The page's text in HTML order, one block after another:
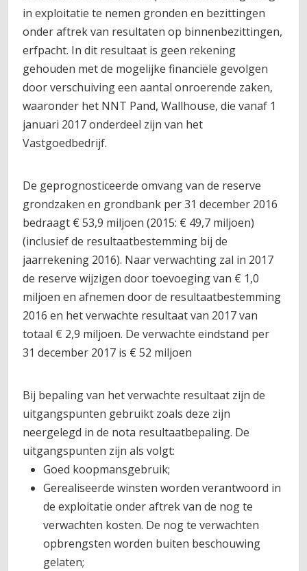
in exploitatie te nemen gronden en bezittingen
onder aftrek van resultaten op binnenbezittingen,
erfpacht. In dit resultaat is geen rekening
gehouden met de mogelijke financiële gevolgen
door verschuiving een aantal onroerende zaken,
waaronder het NNT Pand, Wallhouse, die vanaf 1
januari 2017 onderdeel zijn van het
Vastgoedbedrijf.
De geprognosticeerde omvang van de reserve
grondzaken en grondbank per 31 december 2016
bedraagt € 53,9 miljoen (2015: € 49,7 miljoen)
(inclusief de resultaatbestemming bij de
jaarrekening 2016). Naar verwachting zal in 2017
de reserve wijzigen door toevoeging van € 1,0
miljoen en afnemen door de resultaatbestemming
2016 en het verwachte resultaat van 2017 van
totaal € 2,9 miljoen. De verwachte eindstand per
31 december 2017 is € 52 miljoen
Bij bepaling van het verwachte resultaat zijn de
uitgangspunten gebruikt zoals deze zijn
neergelegd in de nota resultaatbepaling. De
uitgangspunten zijn als volgt:
Goed koopmansgebruik;
Gerealiseerde winsten worden verantwoord in
de exploitatie onder aftrek van de nog te
verwachten kosten. De nog te verwachten
opbrengsten worden buiten beschouwing
gelaten;